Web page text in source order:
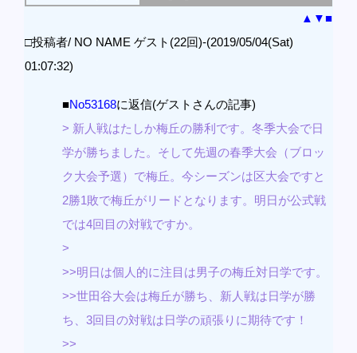
▲ ▼■
□投稿者/ NO NAME ゲスト(22回)-(2019/05/04(Sat)
01:07:32)
■No53168に返信(ゲストさんの記事)
> 新人戦はたしか梅丘の勝利です。冬季大会で日
学が勝ちました。そして先週の春季大会（ブロッ
ク大会予選）で梅丘。今シーズンは区大会ですと
2勝1敗で梅丘がリードとなります。明日が公式戦
では4回目の対戦ですか。
>
>>明日は個人的に注目は男子の梅丘対日学です。
>>世田谷大会は梅丘が勝ち、新人戦は日学が勝
ち、3回目の対戦は日学の頑張りに期待です！
>>